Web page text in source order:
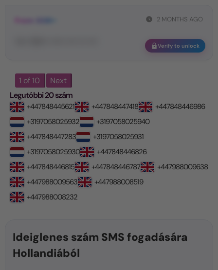
2 MONTHS AGO
Verify to unlock
1 of 10
Next
Legutóbbi 20 szám
+447848445621 +447848447418
+447848446986
+3197058025932
+3197058025940
+447848447283
+3197058025931
+3197058025930
+447848446826
+447848446815
+447848446787
+447988009638
+447988009563
+447988008519
+447988008232
Ideiglenes szám SMS fogadására
Hollandiából